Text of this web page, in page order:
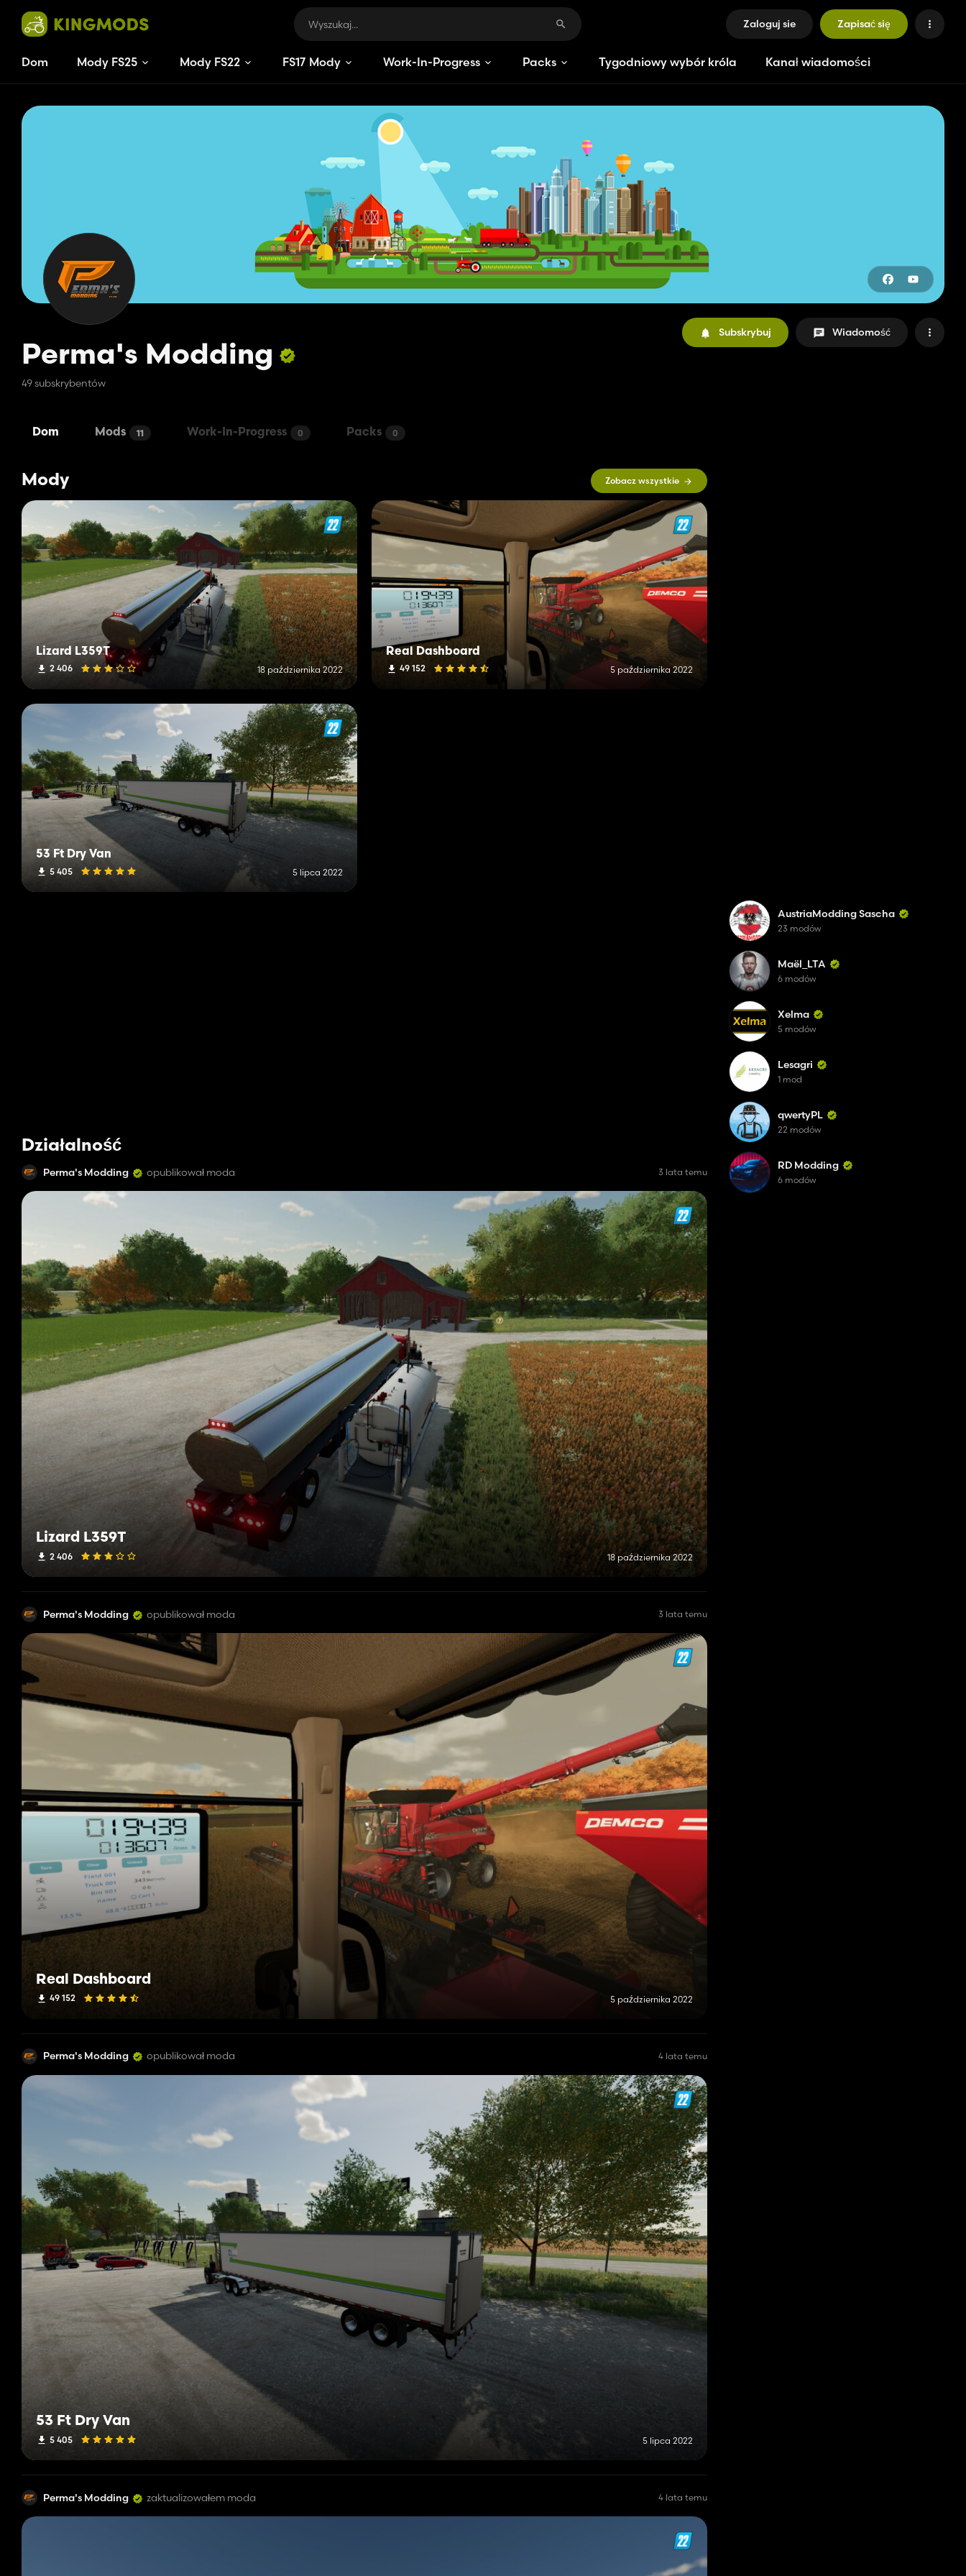
Zaloguj sie Zapisać się
Dom Mody FS25 Mody FS22 FS17 Mody Work-In-Progress Packs Tygodniowy wybór króla Kanał wiadomości
Perma's Modding
49 subskrybentów
Subskrybuj Wiadomość
Dom Mods 11 Work-In-Progress 0 Packs 0
Mody Zobacz wszystkie
Lizard L359T
2 406 18 października 2022
Real Dashboard
49 152 5 października 2022
53 Ft Dry Van
5 405 5 lipca 2022
Działalność
Perma's Modding opublikował moda 3 lata temu
Lizard L359T
2 406 18 października 2022
Perma's Modding opublikował moda 3 lata temu
Real Dashboard
49 152 5 października 2022
Perma's Modding opublikował moda 4 lata temu
53 Ft Dry Van
5 405 5 lipca 2022
Perma's Modding zaktualizowałem moda 4 lata temu
AustriaModding Sascha
23 modów
Maël_LTA
6 modów
Xelma
5 modów
Lesagri
1 mod
qwertyPL
22 modów
RD Modding
6 modów